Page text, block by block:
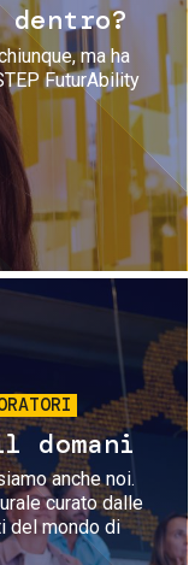
dentro?
ma ha
FuturAbility
domani
anche noi.
curato dalle
del mondo di